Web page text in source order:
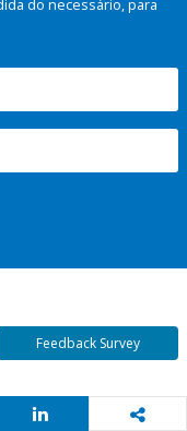
do necessário, para
Feedback Survey